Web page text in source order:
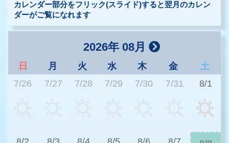
カレンダー部分をフリック(スライド)すると翌月のカレン
ダーがご覧になれます
2026年 08月
日 月 火 水 木 金
土
7/26
7/27 7/28 7/29 7/30 7/31 8/1